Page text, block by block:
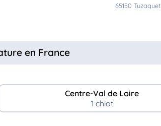
65150 tuzaguet
en France
Centre-Val de Loire
1 chiot